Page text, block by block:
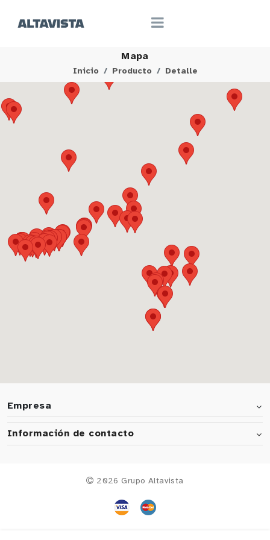
Mapa
Inicio Producto Detalle
Empresa
Información de contacto
2026 Grupo Altavista